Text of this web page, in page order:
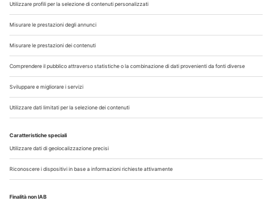
Chi Siamo
Contatti
Note Legali
Privacy
©2026 Edra S.p.a | www.edraspa.it | P.iva 08056040960
| Tel. 02/881841 | Sede legale: Viale Enrico Forlanini 21 -
20134 Milano (Italy)